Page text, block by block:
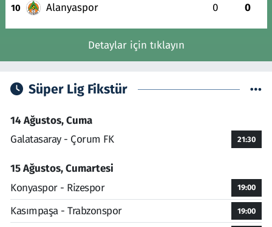
10 Alanyaspor 0 0
Detaylar için tıklayın
Süper Lig Fikstür
14 Ağustos, Cuma
Galatasaray - Çorum FK
21:30
15 Ağustos, Cumartesi
Konyaspor - Rizespor
19:00
Kasımpaşa - Trabzonspor 19:00